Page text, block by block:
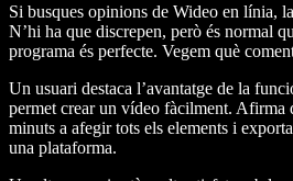
Si busques opinions de Wideo en línia,
N’hi ha que discrepen, però és normal
programa és perfecte. Vegem què
Un usuari destaca l’avantatge de la
permet crear un vídeo fàcilment. Afirma
minuts a afegir tots els elements i
una plataforma.